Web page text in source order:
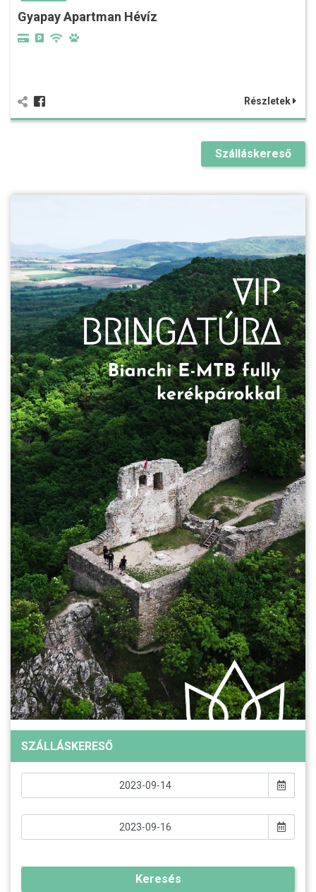
Gyapay Apartman Hévíz
Részletek
Szálláskereső
SZÁLLÁSKERESŐ
Keresés